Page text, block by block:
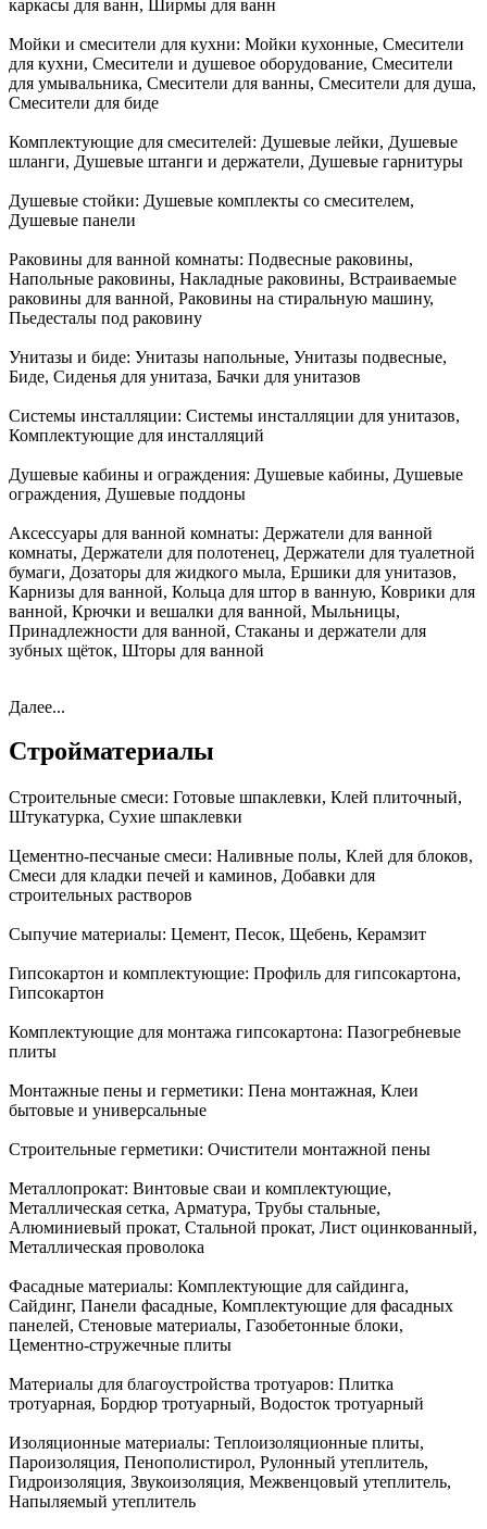
каркасы для ванн, Ширмы для ванн
Мойки и смесители для кухни: Мойки кухонные, Смесители
для кухни, Смесители и душевое оборудование, Смесители
для умывальника, Смесители для ванны, Смесители для душа,
Смесители для биде
Комплектующие для смесителей: Душевые лейки, Душевые
шланги, Душевые штанги и держатели, Душевые гарнитуры
Душевые стойки: Душевые комплекты со смесителем,
Душевые панели
Раковины для ванной комнаты: Подвесные раковины,
Напольные раковины, Накладные раковины, Встраиваемые
раковины для ванной, Раковины на стиральную машину,
Пьедесталы под раковину
Унитазы и биде: Унитазы напольные, Унитазы подвесные,
Биде, Сиденья для унитаза, Бачки для унитазов
Системы инсталляции: Системы инсталляции для унитазов,
Комплектующие для инсталляций
Душевые кабины и ограждения: Душевые кабины, Душевые
ограждения, Душевые поддоны
Аксессуары для ванной комнаты: Держатели для ванной
комнаты, Держатели для полотенец, Держатели для туалетной
бумаги, Дозаторы для жидкого мыла, Ершики для унитазов,
Карнизы для ванной, Кольца для штор в ванную, Коврики для
ванной, Крючки и вешалки для ванной, Мыльницы,
Принадлежности для ванной, Стаканы и держатели для
зубных щёток, Шторы для ванной
Далее...
Стройматериалы
Строительные смеси: Готовые шпаклевки, Клей плиточный,
Штукатурка, Сухие шпаклевки
Цементно-песчаные смеси: Наливные полы, Клей для блоков,
Смеси для кладки печей и каминов, Добавки для
строительных растворов
Сыпучие материалы: Цемент, Песок, Щебень, Керамзит
Гипсокартон и комплектующие: Профиль для гипсокартона,
Гипсокартон
Комплектующие для монтажа гипсокартона: Пазогребневые
плиты
Монтажные пены и герметики: Пена монтажная, Клеи
бытовые и универсальные
Строительные герметики: Очистители монтажной пены
Металлопрокат: Винтовые сваи и комплектующие,
Металлическая сетка, Арматура, Трубы стальные,
Алюминиевый прокат, Стальной прокат, Лист оцинкованный,
Металлическая проволока
Фасадные материалы: Комплектующие для сайдинга,
Сайдинг, Панели фасадные, Комплектующие для фасадных
панелей, Стеновые материалы, Газобетонные блоки,
Цементно-стружечные плиты
Материалы для благоустройства тротуаров: Плитка
тротуарная, Бордюр тротуарный, Водосток тротуарный
Изоляционные материалы: Теплоизоляционные плиты,
Пароизоляция, Пенополистирол, Рулонный утеплитель,
Гидроизоляция, Звукоизоляция, Межвенцовый утеплитель,
Напыляемый утеплитель